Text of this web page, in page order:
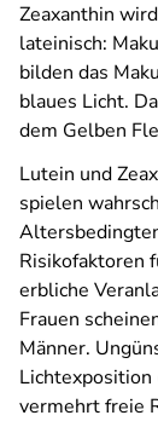
Zeaxanthin
lateinisch:
bilden das
blaues Licht.
dem Gelben
Lutein und
spielen
Risikofaktoren
erbliche
Frauen
Männer.
vermehrt freie